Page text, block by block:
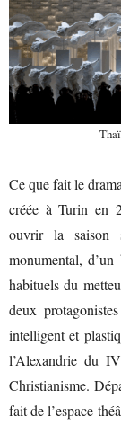
Ce que fait le
créée à Turin en
ouvrir la saison
monumental,
habituels du
deux
intelligent et
l’Alexandrie du
Christianisme.
fait de l’espace